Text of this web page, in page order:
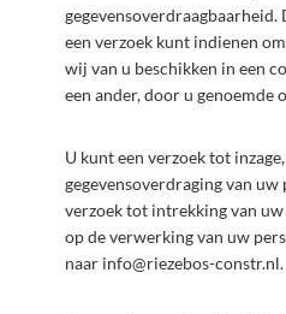
een verzoek kunt indienen
wij van u beschikken in een
een ander, door u genoemde
U kunt een verzoek tot
gegevensoverdraging van uw
verzoek tot intrekking van
op de verwerking van uw
naar info@riezebos-constr.nl.